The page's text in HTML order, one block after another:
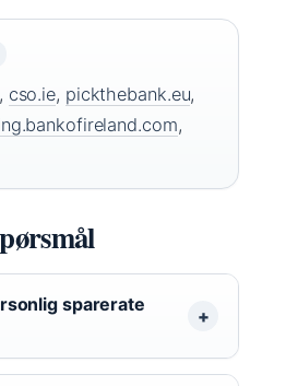
, cso.ie, pickthebank.eu,
,
sparerate